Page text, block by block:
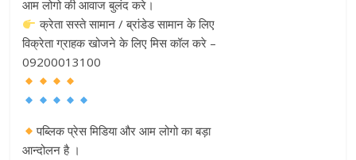
आम लोगो की आवाज बुलंद करे।
क्रेता सस्ते सामान / ब्रांडेड सामान के लिए
विक्रेता ग्राहक खोजने के लिए मिस कॉल करे –
09200013100
पब्लिक प्रेस मिडिया और आम लोगो का बड़ा
आन्दोलन है ।